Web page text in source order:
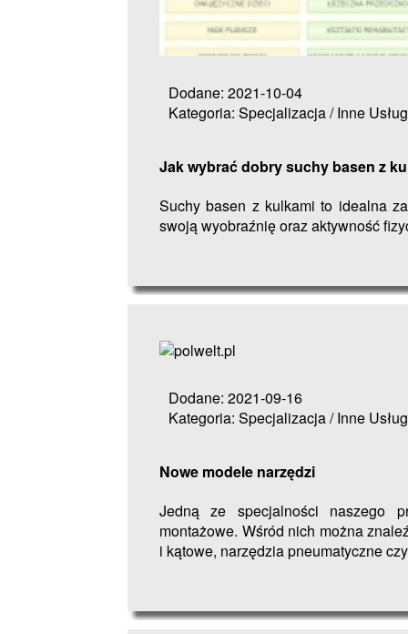
Dodane: 2021-10-04
Kategoria: Specjalizacja / Inne
Jak wybrać dobry suchy basen z
Suchy basen z kulkami to idealna
swoją wyobraźnię oraz aktywność
Dodane: 2021-09-16
Kategoria: Specjalizacja / Inne
Nowe modele narzędzi
Jedną ze specjalności naszego
montażowe. Wśród nich można
i kątowe, narzędzia pneumatyczne